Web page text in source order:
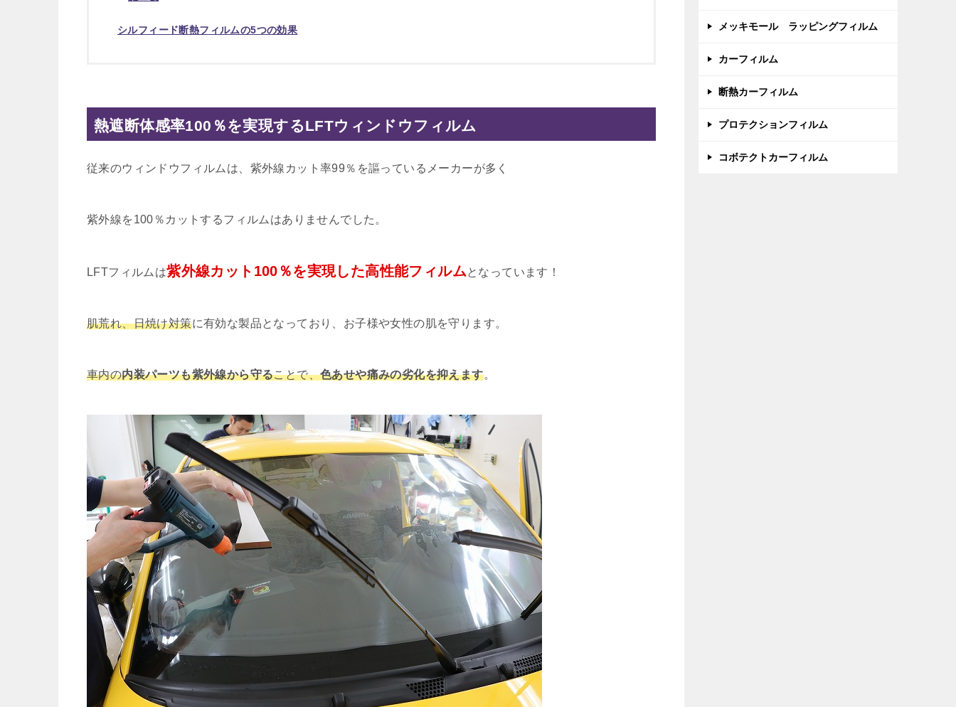
シルフィード断熱フィルムの5つの効果
熱遮断体感率100％を実現するLFTウィンドウフィルム
従来のウィンドウフィルムは、紫外線カット率99％を謳っているメーカーが多く
紫外線を100％カットするフィルムはありませんでした。
LFTフィルムは紫外線カット100％を実現した高性能フィルムとなっています！
肌荒れ、日焼け対策に有効な製品となっており、お子様や女性の肌を守ります。
車内の内装パーツも紫外線から守ることで、色あせや痛みの劣化を抑えます。
メッキモール ラッピングフィルム
カーフィルム
断熱カーフィルム
プロテクションフィルム
コボテクトカーフィルム